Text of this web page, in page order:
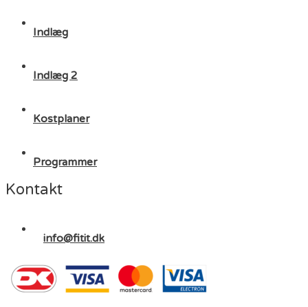
Indlæg
Indlæg 2
Kostplaner
Programmer
Kontakt
info@fitit.dk